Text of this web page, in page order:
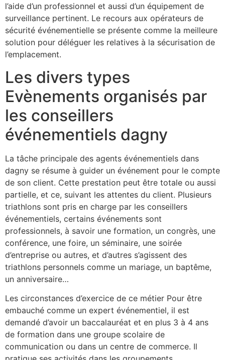
l’aide d’un professionnel et aussi d’un équipement de
surveillance pertinent. Le recours aux opérateurs de
sécurité événementielle se présente comme la meilleure
solution pour déléguer les relatives à la sécurisation de
l’emplacement.
Les divers types
Evènements organisés par
les conseillers
événementiels dagny
La tâche principale des agents événementiels dans
dagny se résume à guider un événement pour le compte
de son client. Cette prestation peut être totale ou aussi
partielle, et ce, suivant les attentes du client. Plusieurs
triathlons sont pris en charge par les conseillers
événementiels, certains événements sont
professionnels, à savoir une formation, un congrès, une
conférence, une foire, un séminaire, une soirée
d’entreprise ou autres, et d’autres s’agissent des
triathlons personnels comme un mariage, un baptême,
un anniversaire…
Les circonstances d’exercice de ce métier Pour être
embauché comme un expert événementiel, il est
demandé d’avoir un baccalauréat et en plus 3 à 4 ans
de formation dans une groupe scolaire de
communication ou dans un centre de commerce. Il